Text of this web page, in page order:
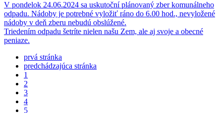
V pondelok 24.06.2024 sa uskutoční plánovaný zber komunálneho
odpadu. Nádoby je potrebné vyložiť ráno do 6.00 hod., nevyložené
nádoby v deň zberu nebudú obslúžené.
Triedením odpadu šetríte nielen našu Zem, ale aj svoje a obecné
peniaze.
prvá stránka
predchádzajúca stránka
1
2
3
4
5